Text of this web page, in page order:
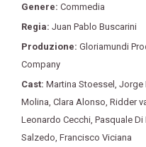
Genere: Commedia
Regia: Juan Pablo Buscarini
Produzione: Gloriamundi
Company
Cast: Martina Stoessel Jorge
Molina Clara Alonso Ridder
Leonardo Cecchi Pasquale Di
Salzedo Francisco Viciana